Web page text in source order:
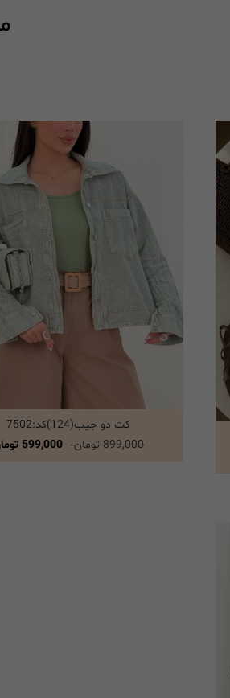
انتخاب گزینه ها
کت دو جیب(124)کد:7502
899,000 تومان
599,000 تومان